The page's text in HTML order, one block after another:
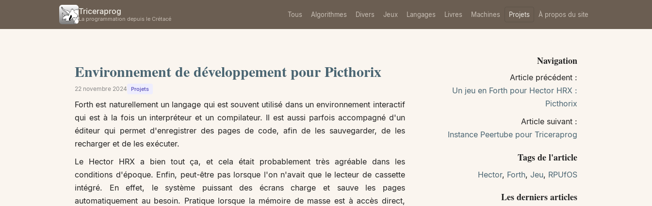
Triceraprog
La programmation depuis le Crétacé
Tous Algorithmes Divers Jeux Langages Livres Machines Projets À propos du site
Environnement de développement pour Picthorix
22 novembre 2024 Projets
Forth est naturellement un langage qui est souvent utilisé dans un environnement interactif
qui est à la fois un interpréteur et un compilateur. Il est aussi parfois accompagné d'un
éditeur qui permet d'enregistrer des pages de code, afin de les sauvegarder, de les
recharger et de les exécuter.
Le Hector HRX a bien tout ça, et cela était probablement très agréable dans les
conditions d'époque. Enfin, peut-être pas lorsque l'on n'avait que le lecteur de cassette
intégré. En effet, le système puissant des écrans charge et sauve les pages
automatiquement au besoin. Pratique lorsque la mémoire de masse est à accès direct,
Navigation
Article précédent :
Un jeu en Forth pour Hector HRX :
Picthorix
Article suivant :
Instance Peertube pour Triceraprog
Tags de l'article
Hector, Forth, Jeu, RPUfOS
Les derniers articles